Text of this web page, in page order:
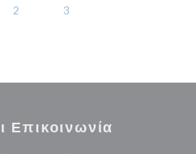
2 3
Επικοινωνία